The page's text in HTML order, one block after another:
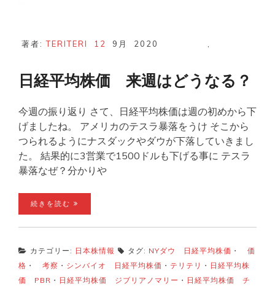
著者:TERITERI 12 9月 2020
日経平均株価 来週はどうなる？
今週の振り返り さて、日経平均株価は週の初めから下
げましたね。 アメリカのテスラ暴落をうけ そこから
つられるようにナスダックやダウが下落していきまし
た。 結果的に3営業で1500ドルも下げる事に テスラ
暴落なぜ？分かりや
続きを読む
カテゴリー: 日本株情報 タグ: NYダウ 日経平均株価 ・
価
格 ・ 考察 ・ シンバイオ 日経平均株価 ・ テリテリ ・ 日経平均株
価 PBR ・ 日経平均株価 ジブリアノマリー ・ 日経平均株価 チ